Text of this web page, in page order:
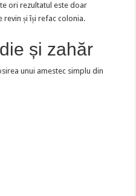
ori rezultatul este doar
revin și își refac colonia.
și zahăr
unui amestec simplu din